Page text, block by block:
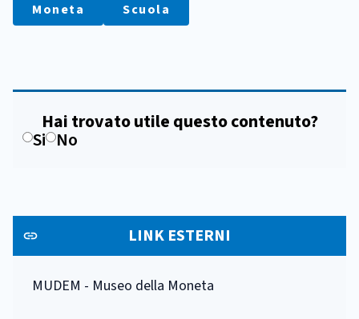
Moneta
Scuola
Hai trovato utile questo contenuto?
Si No
LINK ESTERNI
MUDEM - Museo della Moneta